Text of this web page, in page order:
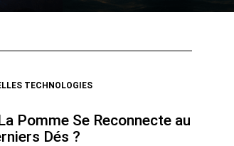
TECHNOLOGIES
Pomme Se Reconnecte au
Dés ?